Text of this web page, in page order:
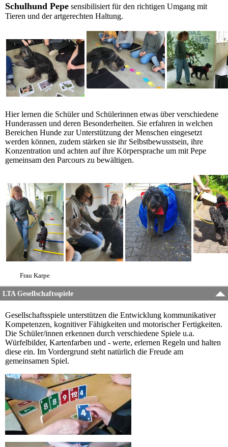
Schulhund Pepe sensibilisiert für den richtigen Umgang mit
Tieren und der artgerechten Haltung.
Hier lernen die Schüler und Schülerinnen etwas über verschiedene
Hunderassen und deren Besonderheiten. Sie erfahren in welchen
Bereichen Hunde zur Unterstützung der Menschen eingesetzt
werden können, zudem stärken sie ihr Selbstbewusstsein, ihre
Konzentration und achten auf ihre Körpersprache um mit Pepe
gemeinsam den Parcours zu bewältigen.
Frau Karpe
LTA Gesellschaftsspiele
Gesellschaftsspiele unterstützen die Entwicklung kommunikativer
Kompetenzen, kognitiver Fähigkeiten und motorischer Fertigkeiten.
Die Schüler/innen erkennen durch verschiedene Spiele u.a.
Würfelbilder, Kartenfarben und - werte, erlernen Regeln und halten
diese ein. Im Vordergrund steht natürlich die Freude am
gemeinsamen Spiel.